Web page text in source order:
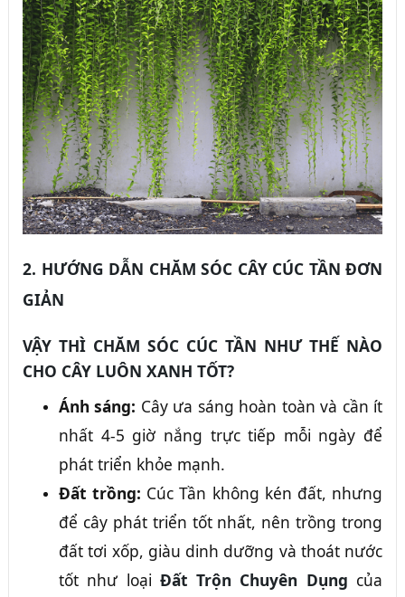
2. HƯỚNG DẪN CHĂM SÓC CÂY CÚC TẦN ĐƠN
GIẢN
VẬY THÌ CHĂM SÓC CÚC TẦN NHƯ THẾ NÀO
CHO CÂY LUÔN XANH TỐT?
Ánh sáng: Cây ưa sáng hoàn toàn và cần ít
nhất 4-5 giờ nắng trực tiếp mỗi ngày để
phát triển khỏe mạnh.
Đất trồng: Cúc Tần không kén đất, nhưng
để cây phát triển tốt nhất, nên trồng trong
đất tơi xốp, giàu dinh dưỡng và thoát nước
tốt như loại Đất Trộn Chuyên Dụng của